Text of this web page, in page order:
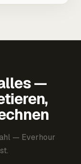
—
— Everhour